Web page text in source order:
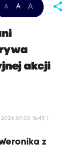
A A A share
akcji
16:45 )
z